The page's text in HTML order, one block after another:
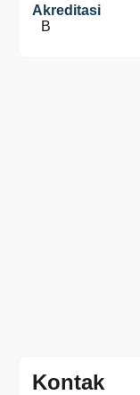
Akreditasi
B
Kontak